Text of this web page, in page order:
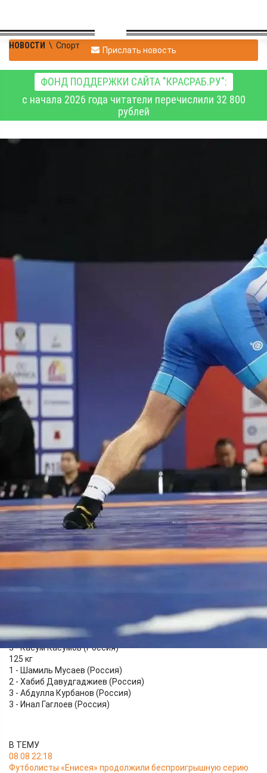
НОВОСТИ \ Спорт Прислать новость
ФОНД ПОДДЕРЖКИ САЙТА "КРАСРАБ.РУ":
с начала 2026 года читатели перечислили 32 800
рублей
Победители и призёры
Фото:
t.me/VereschaginSV_krsk
Женщины
1 - Цой Хёгён (Северная Корея)
2 - О Кён Рён (Северная Корея)
3 - Наталья Малышева (Россия)
3 - Отгонтуя Баянмунх (Монголия)
1 - Сон Иль Сим (Северная Корея)
2 - Пиол Хонг (Северная Корея)
3 - Хулан Батхуяг (Монголия)
3 - Кристина Михнева (Россия)
Мужчины
65 кг
1 - Башир Магомедов (Россия)
2 - Ибрагим Ибрагимов (Россия)
2 - Исмаил Ханиев (Россия)
3 - Гаджимурад Алихмаев (Россия)
3 - Касум Касумов (Россия)
125 кг
1 - Шамиль Мусаев (Россия)
2 - Хабиб Давудгаджиев (Россия)
3 - Абдулла Курбанов (Россия)
3 - Инал Гаглоев (Россия)
В ТЕМУ
08.08 22:18
Футболисты «Енисея» продолжили беспроигрышную серию